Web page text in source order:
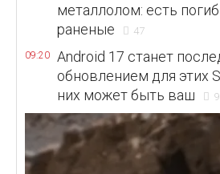
металлолом: есть
раненые
47
09:20
Android 17 станет
обновлением для этих
них может быть ваш